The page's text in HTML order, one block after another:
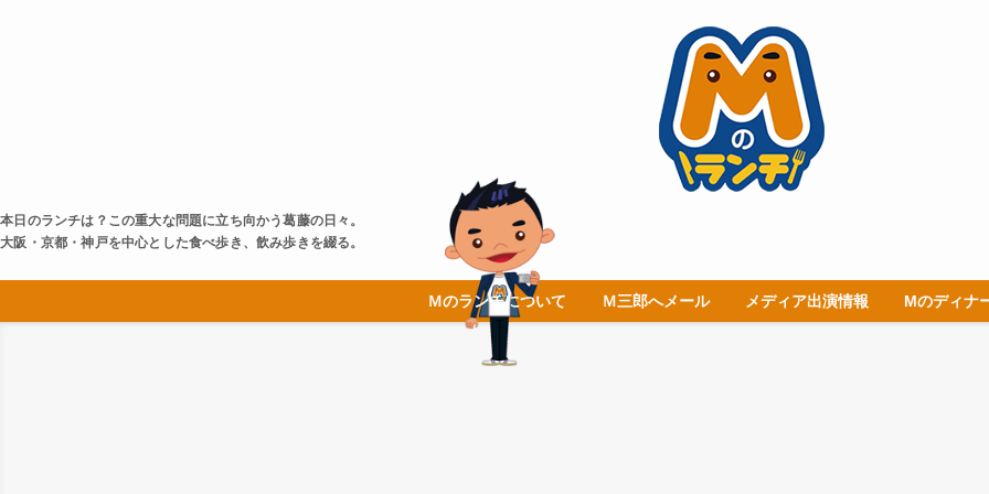
本日のランチは？この重大な問題に立ち向かう葛藤の日々。
大阪・京都・神戸を中心とした食べ歩き、飲み歩きを綴る。
Ｍのランチについて Ｍ三郎へメール メディア出演情報 Mのディナ